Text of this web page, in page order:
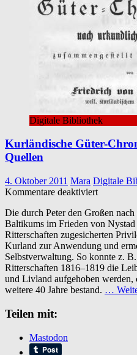
Digitale Bibliothek
Kurländische Güter-
Quellen
4. Oktober 2011 Mara Digitale
Kommentare deaktiviertfür
Güter-
Chroniken
nach
Quellen
Die durch Peter den Großen
Baltikums im Frieden von
Ritterschaften zugesicherten
Kurland zur Anwendung und
Selbstverwaltung. So konnte z.
Ritterschaften 1816–1819 die
und Livland aufgehoben werden,
weitere 40 Jahre bestand. …
Teilen mit:
Mastodon